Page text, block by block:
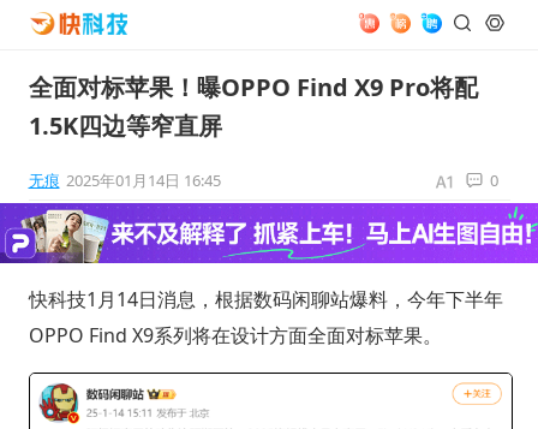
全面对标苹果！曝OPPO Find X9 Pro将配
1.5K四边等窄直屏
无痕 2025年01月14日 16:45 0
快科技1月14日消息，根据数码闲聊站爆料，今年下半年
OPPO Find X9系列将在设计方面全面对标苹果。